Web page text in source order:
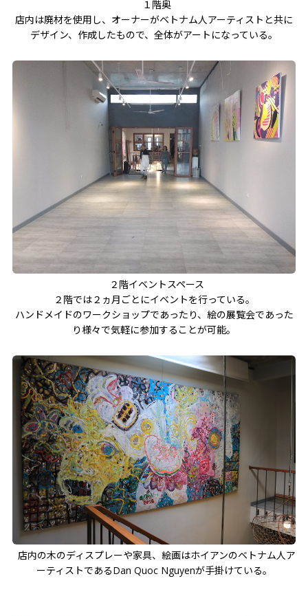
１階奥
店内は廃材を使用し、オーナーがベトナム人アーティストと共に
デザイン、作成したもので、全体がアートになっている。
２階イベントスペース
２階では２ヵ月ごとにイベントを行っている。
ハンドメイドのワークショップであったり、絵の展覧会であった
り様々で気軽に参加することが可能。
店内の木のディスプレーや家具、絵画はホイアンのベトナム人ア
ーティストであるDan Quoc Nguyenが手掛けている。